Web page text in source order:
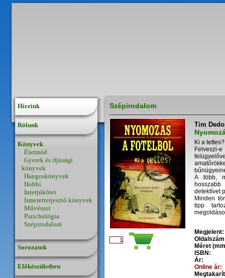
Híreink
Rólunk
Könyvek
Életmód
Gyerek és ifjúsági
könyvek
Hangoskönyvek
Hobbi
Interjúkötet
Ismeretterjesztő könyvek
Művészet
Pszichológia
Szépirodalom
Sorozatok
Előkészületben
Szépirodalom
Tim
Ki a tettes?
Felveszi-
A több,
detektívet
Minden
tipp
Megjelent:
Méret
ISBN:
Ár:
Online ár: